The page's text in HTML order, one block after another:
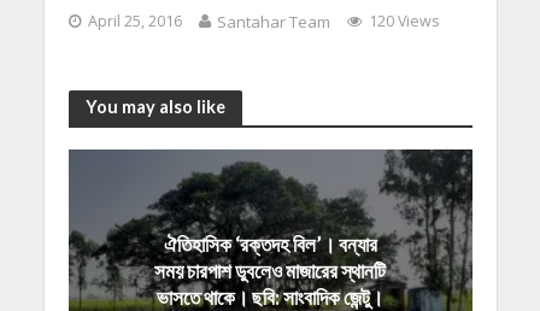
April 25, 2016 Santahar Team 120 Views
You may also like
ঐতিহাসিক ‘রক্তদহ বিল’। বন্যার
সময় চারপাশ ডুবলেও মাজারের স্থানটি
ভাসতে থাকে। ছবি: সাংবাদিক জেন্টু।